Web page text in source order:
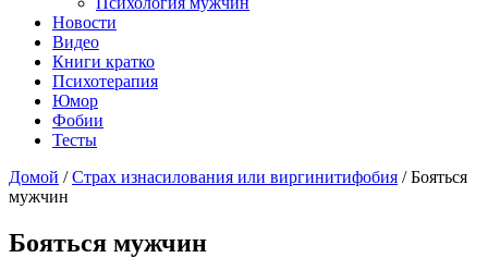
Новости
Видео
Книги кратко
Психотерапия
Юмор
Фобии
Тесты
Домой / Страх изнасилования или виргинитифобия / Бояться
мужчин
Бояться мужчин